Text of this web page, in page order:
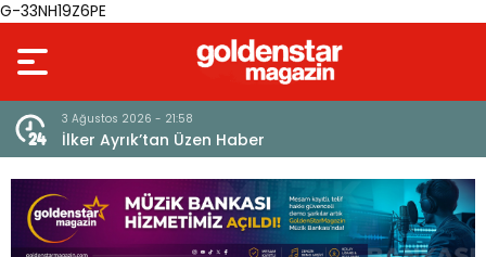
G-33NH19Z6PE
3 Ağustos 2026 - 21:58
İlker Ayrık’tan Üzen Haber